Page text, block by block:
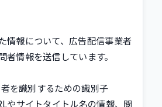
情報について、広告配信事業者
者情報を送信しています。
を識別するための識別子
やサイトタイトル名の情報、閲